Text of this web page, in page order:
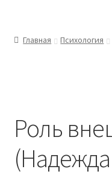
Главная Психология
Роль